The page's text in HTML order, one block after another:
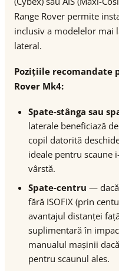
Range Rover permite
inclusiv a modelelor mai
lateral.
Pozițiile recomandate
Rover Mk4:
Spate-stânga sau
laterale beneficiază
copil datorită
ideale pentru scaune
vârstă.
Spate-centru —
fără ISOFIX (prin
avantajul distanței
suplimentară în
manualul mașinii
pentru scaunul ales.